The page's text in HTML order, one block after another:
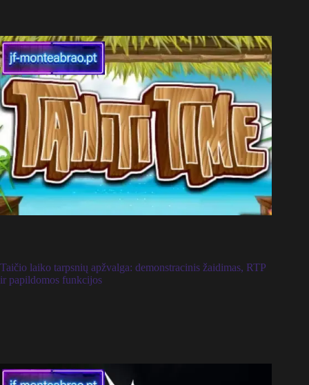
Taičio laiko tarpsnių apžvalga: demonstracinis žaidimas, RTP
ir papildomos funkcijos